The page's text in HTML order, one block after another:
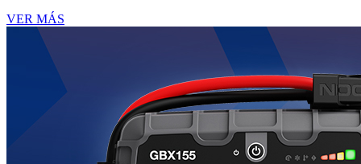
VER MÁS